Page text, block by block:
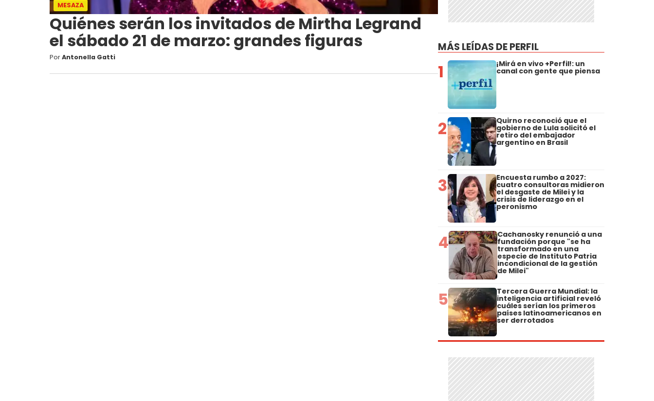
MESAZA
Quiénes serán los invitados de Mirtha Legrand
el sábado 21 de marzo: grandes figuras
PorAntonella Gatti
MÁS LEÍDAS DE PERFIL
1 ¡Mirá en vivo +Perfil!: un
canal con gente que piensa
2 Quirno reconoció que el
gobierno de Lula solicitó el
retiro del embajador
argentino en Brasil
3 Encuesta rumbo a 2027:
cuatro consultoras midieron
el desgaste de Milei y la
crisis de liderazgo en el
peronismo
4 Cachanosky renunció a una
fundación porque "se ha
transformado en una
especie de Instituto Patria
incondicional de la gestión
de Milei"
5 Tercera Guerra Mundial: la
inteligencia artificial reveló
cuáles serían los primeros
países latinoamericanos en
ser derrotados